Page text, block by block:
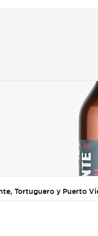
Tortuguero y Puerto